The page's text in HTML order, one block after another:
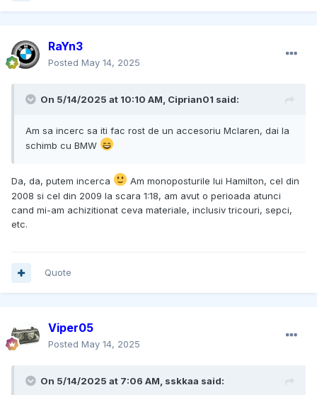
RaYn3
Posted May 14, 2025
On 5/14/2025 at 10:10 AM, Ciprian01 said:
Am sa incerc sa iti fac rost de un accesoriu Mclaren, dai la
schimb cu BMW
Da, da, putem incerca
Am monoposturile lui Hamilton, cel din
2008 si cel din 2009 la scara 1:18, am avut o perioada atunci
cand mi-am achizitionat ceva materiale, inclusiv tricouri, sepci,
etc.
Quote
Viper05
Posted May 14, 2025
On 5/14/2025 at 7:06 AM, sskkaa said: